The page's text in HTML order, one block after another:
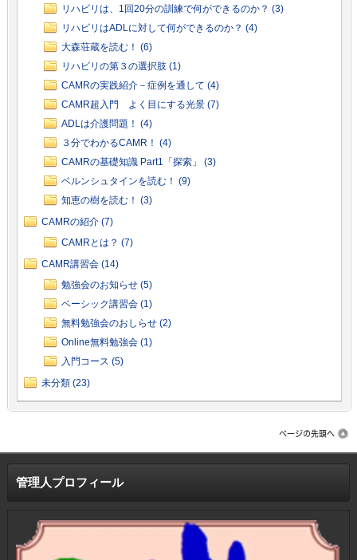
リハビリは、1回20分の訓練で何ができるのか？ (3)
リハビリはADLに対して何ができるのか？ (4)
大森荘蔵を読む！ (6)
リハビリの第３の選択肢 (1)
CAMRの実践紹介－症例を通して (4)
CAMR超入門 よく目にする光景 (7)
ADLは介護問題！ (4)
３分でわかるCAMR！ (4)
CAMRの基礎知識 Part1「探索」 (3)
ベルンシュタインを読む！ (9)
知恵の樹を読む！ (3)
CAMRの紹介 (7)
CAMRとは？ (7)
CAMR講習会 (14)
勉強会のお知らせ (5)
ベーシック講習会 (1)
無料勉強会のおしらせ (2)
Online無料勉強会 (1)
入門コース (5)
未分類 (23)
管理人プロフィール